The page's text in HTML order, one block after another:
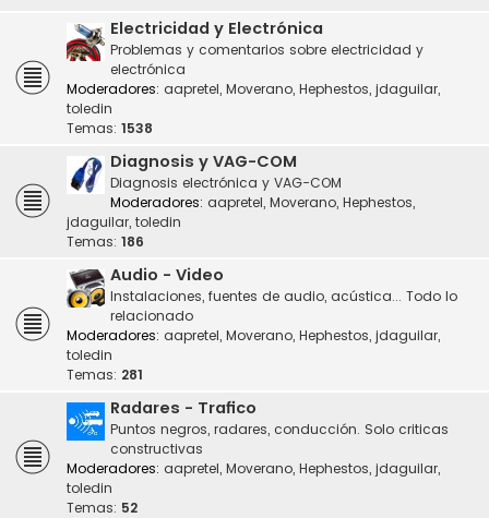
Electricidad y Electrónica
Problemas y comentarios sobre electricidad y
electrónica
Moderadores: aapretel, Moverano, Hephestos, jdaguilar,
toledin
Temas: 1538
Diagnosis y VAG-COM
Diagnosis electrónica y VAG-COM
Moderadores: aapretel, Moverano, Hephestos,
jdaguilar, toledin
Temas: 186
Audio - Video
Instalaciones, fuentes de audio, acústica... Todo lo
relacionado
Moderadores: aapretel, Moverano, Hephestos, jdaguilar,
toledin
Temas: 281
Radares - Trafico
Puntos negros, radares, conducción. Solo criticas
constructivas
Moderadores: aapretel, Moverano, Hephestos, jdaguilar,
toledin
Temas: 52